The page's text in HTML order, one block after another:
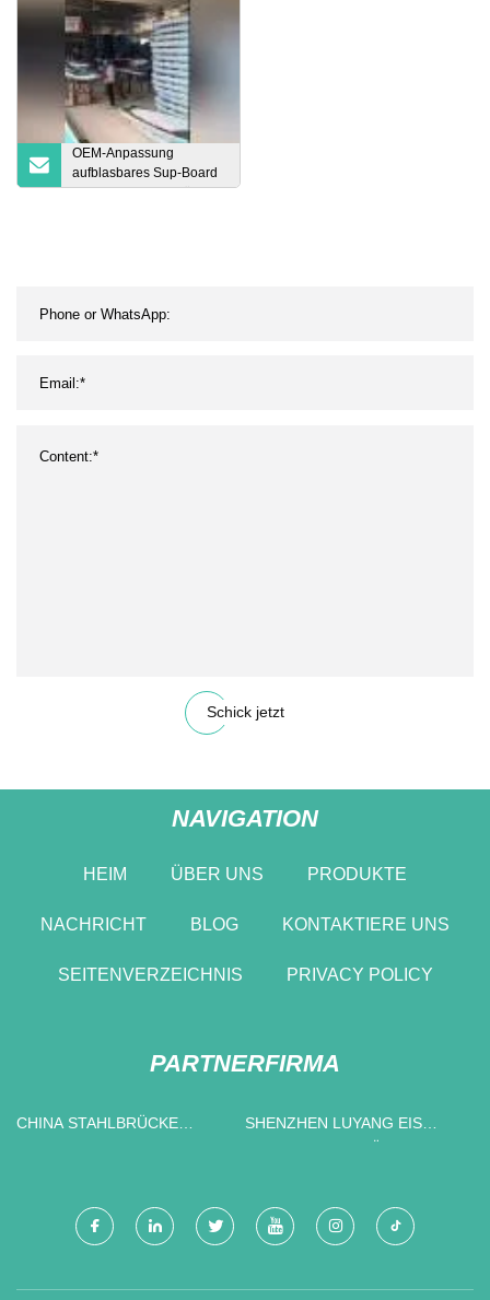
OEM-Anpassung
aufblasbares Sup-Board
Angeln Yoga Isup für
Schick jetzt
NAVIGATION
HEIM ÜBER UNS PRODUKTE
NACHRICHT BLOG KONTAKTIERE UNS
SEITENVERZEICHNIS PRIVACY POLICY
PARTNERFIRMA
CHINA STAHLBRÜCKE
SHENZHEN LUYANG EIS